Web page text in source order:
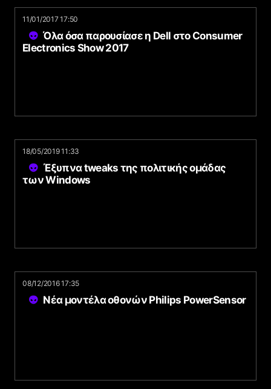
11/01/2017 17:50
Όλα όσα παρουσίασε η Dell στο Consumer
Electronics Show 2017
18/05/2019 11:33
Έξυπνα tweaks της πολιτικής ομάδας
των Windows
08/12/2016 17:35
Νέα μοντέλα οθονών Philips PowerSensor